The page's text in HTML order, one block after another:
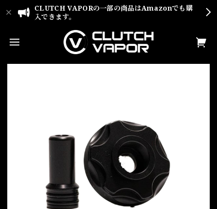
CLUTCH VAPORの一部の商品はAmazonでも購
入できます。